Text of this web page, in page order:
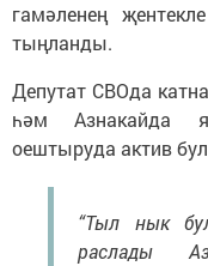
гамәленең
тыңланды.
Депутат СВОда
һәм Азнакайда
оештыруда актив
“Тыл нык
раслады